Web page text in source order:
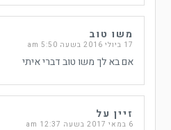
משו טוב
17 ביולי 2016 בשעה 5:50 am
אם בא לך משו טוב דברי איתי
זיין על
6 במאי 2017 בשעה 12:37 am